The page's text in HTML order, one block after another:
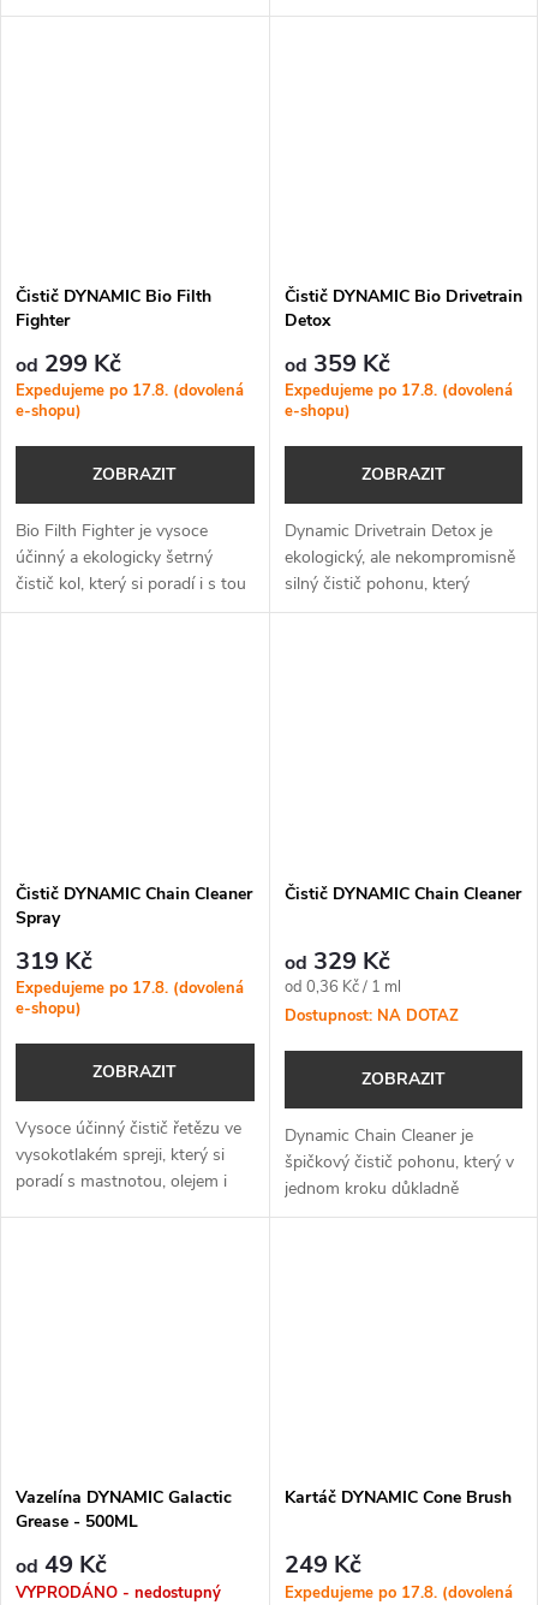
nečistoty, mastnotu i pískání a
Čistič DYNAMIC Bio Filth
Fighter
od 299 Kč
Expedujeme po 17.8. (dovolená
e-shopu)
ZOBRAZIT
Bio Filth Fighter je vysoce
účinný a ekologicky šetrný
čistič kol, který si poradí i s tou
nejodolnější špínou – rychle,
Čistič DYNAMIC Bio Drivetrain
Detox
od 359 Kč
Expedujeme po 17.8. (dovolená
e-shopu)
ZOBRAZIT
Dynamic Drivetrain Detox je
ekologický, ale nekompromisně
silný čistič pohonu, který
zanechá vaše kolo čisté jako
Čistič DYNAMIC Chain Cleaner
Spray
319 Kč
Expedujeme po 17.8. (dovolená
e-shopu)
ZOBRAZIT
Vysoce účinný čistič řetězu ve
vysokotlakém spreji, který si
poradí s mastnotou, olejem i
Čistič DYNAMIC Chain Cleaner
od 329 Kč
Měrná
cena:
od 0,36 Kč / 1 ml
Dostupnost: NA DOTAZ
ZOBRAZIT
Dynamic Chain Cleaner je
špičkový čistič pohonu, který v
jednom kroku důkladně
odmašťuje a zároveň chrání
Vazelína DYNAMIC Galactic
Grease - 500ML
od 49 Kč
VYPRODÁNO - nedostupný
Kartáč DYNAMIC Cone Brush
249 Kč
Expedujeme po 17.8. (dovolená